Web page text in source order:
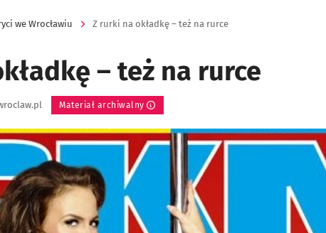
we Wrocławiu Z rurki na okładkę – też na rurce
– też na rurce
Materiał archiwalny